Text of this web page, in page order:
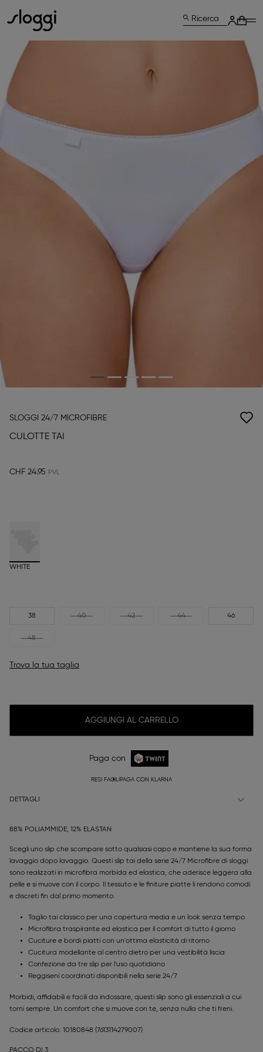
Ricerca
SLOGGI 24/7 MICROFIBRE
CULOTTE TAI
CHF 24.95
WHITE
38 40 42 44 46
48
Trova la tua taglia
AGGIUNGI AL CARRELLO
Paga con
RESI FACILI PAGA CON KLARNA
DETTAGLI
88% POLIAMMIDE, 12% ELASTAN
Scegli uno slip che scompare sotto qualsiasi capo e mantiene la sua forma
lavaggio dopo lavaggio. Questi slip tai della serie 24/7 Microfibre di sloggi
sono realizzati in microfibra morbida ed elastica, che aderisce leggera alla
pelle e si muove con il corpo. Il tessuto e le finiture piatte li rendono comodi
e discreti fin dal primo momento.
Taglio tai classico per una copertura media e un look senza tempo
Microfibra traspirante ed elastica per il comfort di tutto il giorno
Cuciture e bordi piatti con un'ottima elasticità di ritorno
Cucitura modellante al centro dietro per una vestibilità liscia
Confezione da tre slip per l'uso quotidiano
Reggiseni coordinati disponibili nella serie 24/7
Morbidi, affidabili e facili da indossare, questi slip sono gli essenziali a cui
torni sempre. Un comfort che si muove con te, senza nulla che ti freni.
Codice articolo: 10180848 (7613114279007)
PACCO DI 3